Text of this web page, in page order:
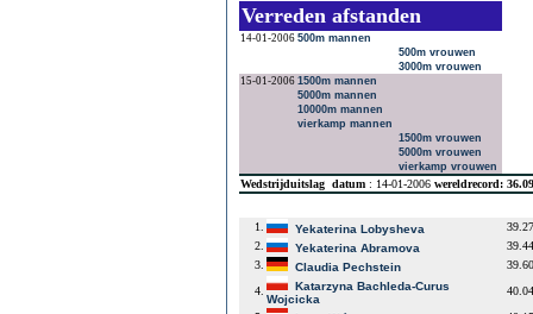
Verreden afstanden
14-01-2006 500m mannen
500m vrouwen
3000m vrouwen
15-01-2006 1500m mannen
5000m mannen
10000m mannen
vierkamp mannen
1500m vrouwen
5000m vrouwen
vierkamp vrouwen
Wedstrijduitslag datum : 14-01-2006 wereldrecord:
1. Yekaterina Lobysheva
39.27
2.
Yekaterina Abramova
39.44
3.
Claudia Pechstein
39.60
4.
Katarzyna Bachleda-Curus
Wojcicka
40.04